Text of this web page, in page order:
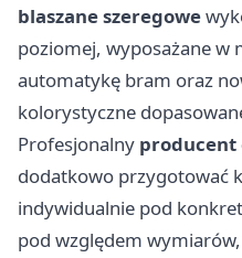
blaszane szeregowe
poziomej, wyposażane w
automatykę bram oraz
kolorystyczne
Profesjonalny producent
dodatkowo przygotować
indywidualnie pod
pod względem